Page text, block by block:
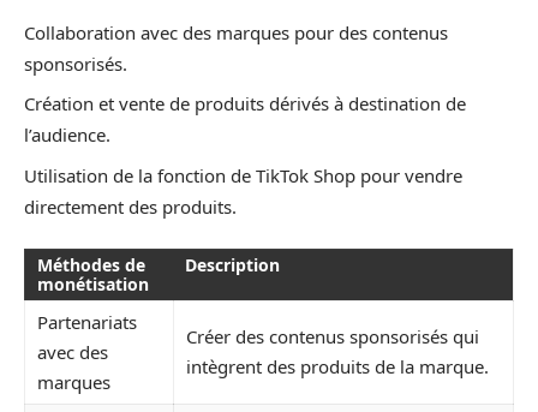
Collaboration avec des marques pour des contenus
sponsorisés.
Création et vente de produits dérivés à destination de
l’audience.
Utilisation de la fonction de TikTok Shop pour vendre
directement des produits.
Méthodes de
monétisation
Description
Partenariats
avec des
marques
Créer des contenus sponsorisés qui
intègrent des produits de la marque.